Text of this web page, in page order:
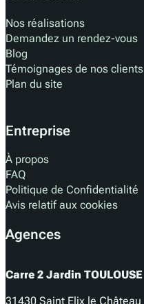
Nos réalisations
Demandez un rendez-vous
Blog
Témoignages de nos clients
Plan du site
Entreprise
À propos
FAQ
Politique de Confidentialité
Avis relatif aux cookies
Agences
Carre 2 Jardin TOULOUSE
31430 Saint Elix le Château